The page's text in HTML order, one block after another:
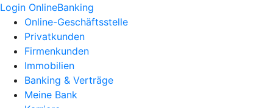
Login OnlineBanking
Online-Geschäftsstelle
Privatkunden
Firmenkunden
Immobilien
Banking & Verträge
Meine Bank